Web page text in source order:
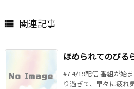
 関連記事
ほめられてのびる
#7 4/19配信 番組が始
り過ぎて、早々に疲れ